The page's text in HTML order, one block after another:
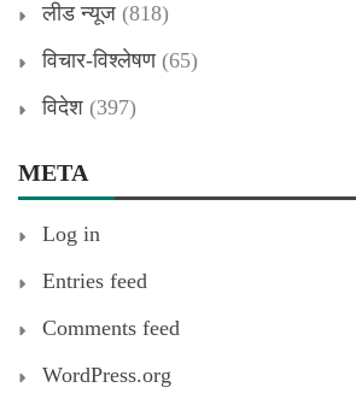
लीड न्यूज (818)
विचार-विश्लेषण(65)
विदेश (397)
META
Log in
Entries feed
Comments feed
WordPress.org